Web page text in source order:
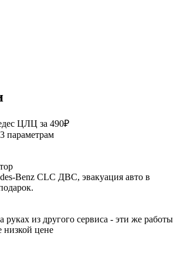
ЦЛЦ за 490₽
параметрам
Benz CLC ДВС, эвакуация авто в
руках из другого сервиса - эти же работы
низкой цене